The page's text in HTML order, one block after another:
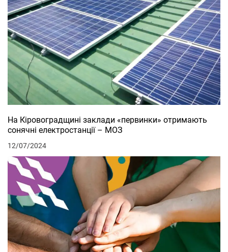
На Кіровоградщині заклади «первинки» отримають
сонячні електростанції – МОЗ
12/07/2024